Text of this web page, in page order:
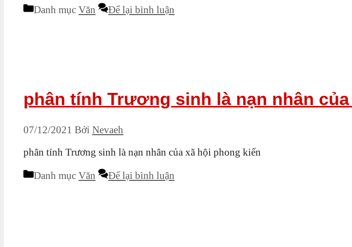
Danh mục Văn Để lại bình luận
phân tính Trương sinh là nạn nhân
07/12/2021 Bởi Nevaeh
phân tính Trương sinh là nạn nhân của xã hội phong kiến
Danh mục Văn Để lại bình luận